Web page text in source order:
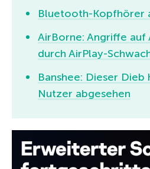
Bluetooth-Kopfhörer
AirBorne: Angriffe auf
durch AirPlay-
Banshee: Dieser Dieb
Nutzer abgesehen